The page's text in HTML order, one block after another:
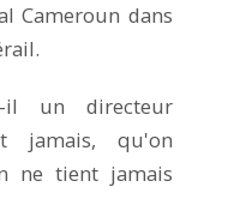
Cameroun dans
il un directeur
jamais, qu'on
ne tient jamais